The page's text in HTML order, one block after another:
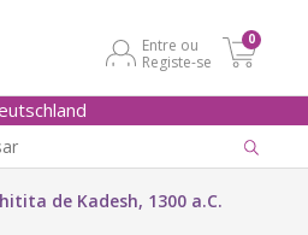
Entre ou
Registe-se
0
de Kadesh, 1300 a.C.